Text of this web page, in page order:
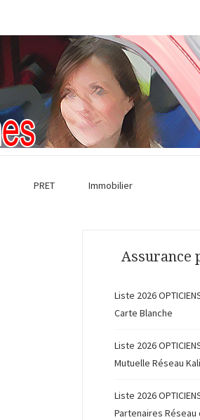
PRET Immobilier
Assurance
Liste 2026
Carte Blanche
Liste 2026
Mutuelle Réseau
Liste 2026
Partenaires